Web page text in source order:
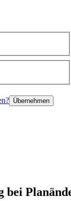
Übernehmen
bei